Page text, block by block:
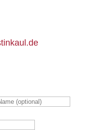
, oder